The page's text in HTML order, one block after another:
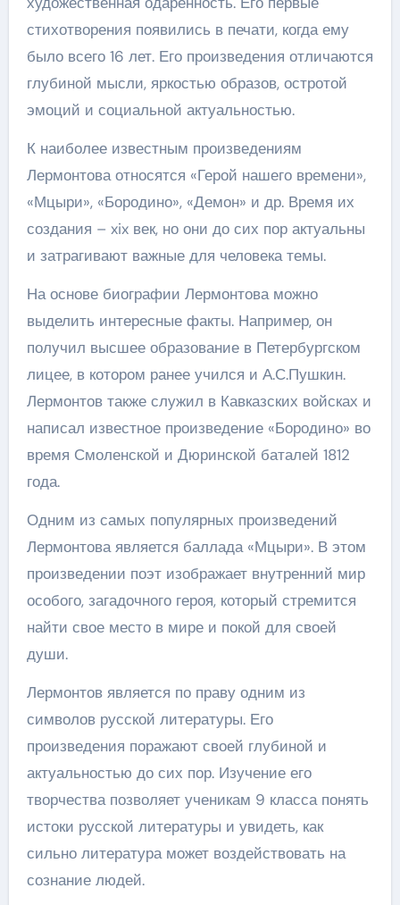
стихотворения появились в печати, когда ему
было всего 16 лет. Его произведения отличаются
глубиной мысли, яркостью образов, остротой
эмоций и социальной актуальностью.
К наиболее известным произведениям
Лермонтова относятся «Герой нашего времени»,
«Мцыри», «Бородино», «Демон» и др. Время их
создания – xix век, но они до сих пор актуальны
и затрагивают важные для человека темы.
На основе биографии Лермонтова можно
выделить интересные факты. Например, он
получил высшее образование в Петербургском
лицее, в котором ранее учился и А.С.Пушкин.
Лермонтов также служил в Кавказских войсках и
написал известное произведение «Бородино» во
время Смоленской и Дюринской баталей 1812
года.
Одним из самых популярных произведений
Лермонтова является баллада «Мцыри». В этом
произведении поэт изображает внутренний мир
особого, загадочного героя, который стремится
найти свое место в мире и покой для своей
души.
Лермонтов является по праву одним из
символов русской литературы. Его
произведения поражают своей глубиной и
актуальностью до сих пор. Изучение его
творчества позволяет ученикам 9 класса понять
истоки русской литературы и увидеть, как
сильно литература может воздействовать на
сознание людей.